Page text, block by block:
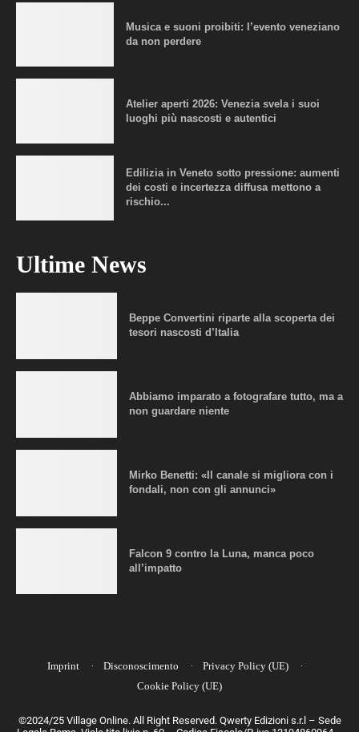
Musica e suoni proibiti: l’evento veneziano
da non perdere
Atelier aperti 2026: Venezia svela i suoi
luoghi più nascosti e autentici
Edilizia in Veneto sotto pressione: aumenti
dei costi e incertezza diffusa mettono a
rischio...
Ultime News
Beppe Convertini riparte alla scoperta dei
tesori nascosti d’Italia
Abbiamo imparato a fotografare tutto, ma a
non guardare niente
Mirko Benetti: «Il canale si migliora con i
fondali, non con gli annunci»
Falcon 9 contro la Luna, manca poco
all’impatto
©2024/25 Village Online. All Right Reserved. Qwerty Edizioni s.r.l – Sede
Imprint Disconoscimento
Privacy Policy (UE)
Cookie Policy (UE)